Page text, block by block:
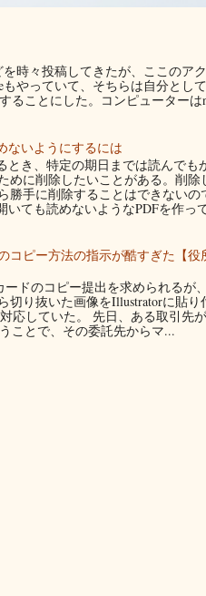
時々投稿してきたが、ここのア
やっていて、そちらは自分とし
ことにした。コンピューターは
ないようにするには
とき、特定の期日までは読んでも
めに削除したいことがある。削除
勝手に削除することはできないの
いても読めないようなPDFを作っ
コピー方法の指示が酷すぎた【役
ドのコピー提出を求められるが
切り抜いた画像をIllustratorに貼り
応していた。 先日、ある取引先
ことで、その委託先からマ...